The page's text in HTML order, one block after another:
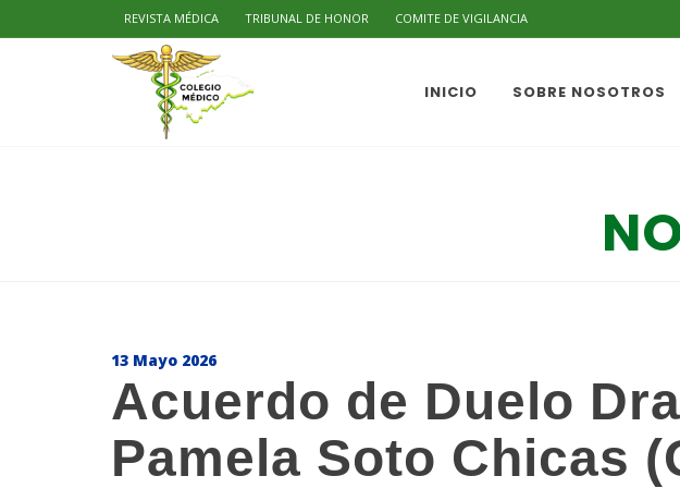
REVISTA MÉDICA TRIBUNAL DE HONOR COMITE DE VIGILANCIA
INICIO SOBRE NOSOTROS
13 Mayo 2026
Acuerdo de Duelo
Pamela Soto Chicas